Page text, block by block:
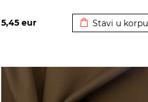
5,45 eur Stavi u korpu